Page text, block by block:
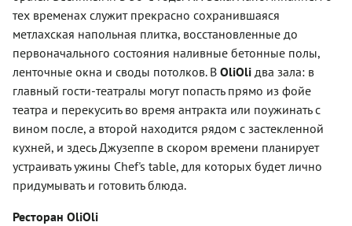
тех временах служит прекрасно сохранившаяся
метлахская напольная плитка, восстановленные до
первоначального состояния наливные бетонные полы,
ленточные окна и своды потолков. В OliOli два зала: в
главный гости-театралы могут попасть прямо из фойе
театра и перекусить во время антракта или поужинать с
вином после, а второй находится рядом с застекленной
кухней, и здесь Джузеппе в скором времени планирует
устраивать ужины Chef's table, для которых будет лично
придумывать и готовить блюда.
Ресторан OliOli